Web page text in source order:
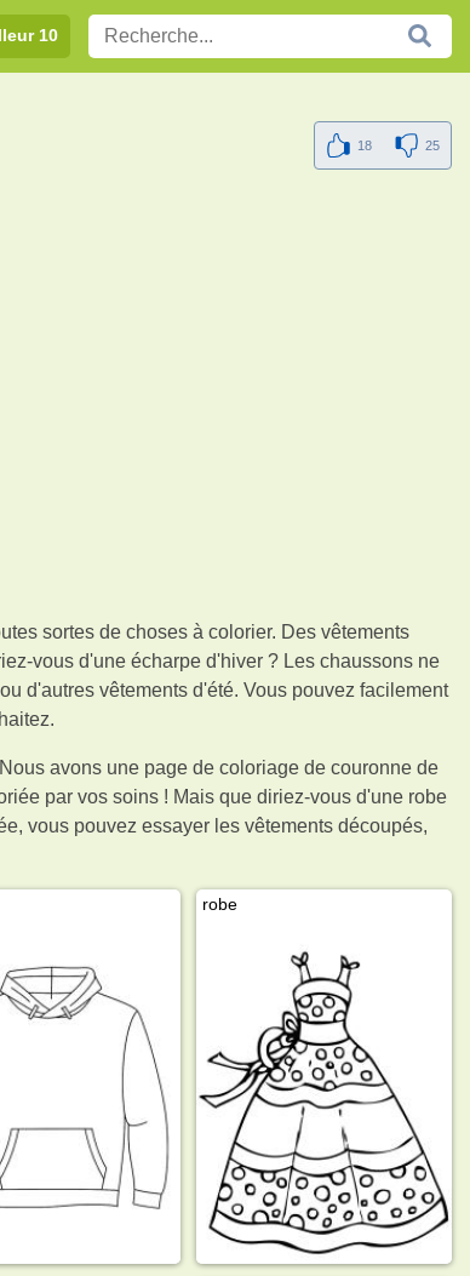
10
18 25
sortes de choses à colorier. Des vêtements
vous d'une écharpe d'hiver ? Les chaussons ne
d'autres vêtements d'été. Vous pouvez facilement
avons une page de coloriage de couronne de
par vos soins ! Mais que diriez-vous d'une robe
vous pouvez essayer les vêtements découpés,
robe